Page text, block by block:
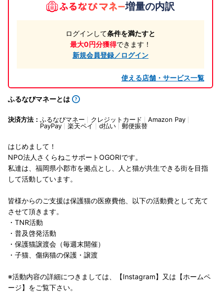
増量の内訳
ログインして条件を満たすと
最大0円分獲得できます！
新規会員登録／ログイン
使える店舗・サービス一覧
ふるなびマネーとは
決済方法： ふるなびマネー クレジットカード
Amazon Pay
PayPay
楽天ペイ d払い 郵便振替
はじめまして！
NPO法人さくらねこサポートOGORIです。
私達は、福岡県小郡市を拠点とし、人と猫が共生できる街を目指
して活動しています。
皆様からのご支援は保護猫の医療費他、以下の活動費として充て
させて頂きます。
・TNR活動
・普及啓発活動
・保護猫譲渡会（毎週末開催）
・子猫、傷病猫の保護・譲渡
※活動内容の詳細につきましては、【Instagram】又は【ホームペ
ージ】をご覧下さい。